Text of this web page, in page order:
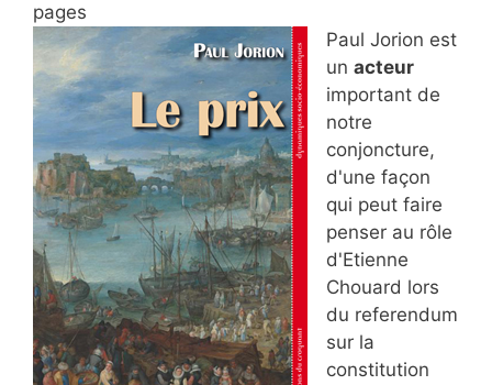
pages
Paul Jorion est
un acteur
important de
notre
conjoncture,
d'une façon
qui peut faire
penser au rôle
d'Etienne
Chouard lors
du referendum
sur la
constitution